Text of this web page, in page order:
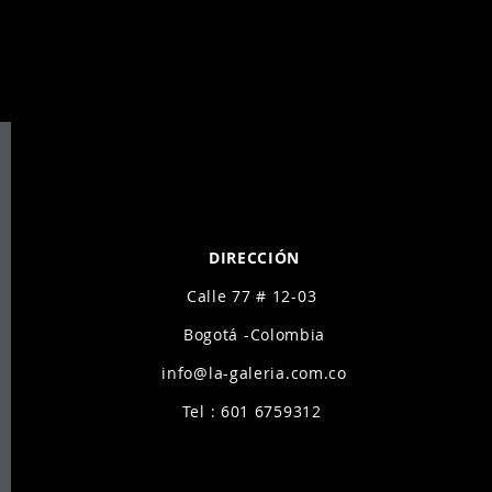
DIRECCIÓN
Calle 77 # 12-03
Bogotá -Colombia
info@la-galeria.com.co
Tel : 601 6759312